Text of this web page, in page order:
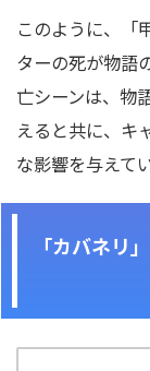
このように、「
ターの死が物語
亡シーンは、物
えると共に、キ
な影響を与えて
「カバネリ